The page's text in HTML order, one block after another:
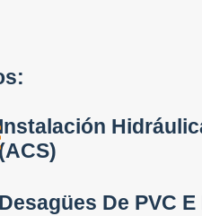
Desagües De PVC